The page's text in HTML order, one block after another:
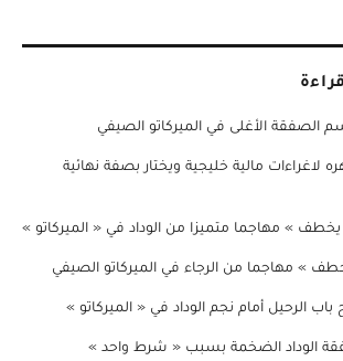
الصفقة الأغلى في الميركاتو الصيفي
لاغراءات مالية خليجية ويختار بصفة نهائية
يخطف » مهاجما متميزا من الوداد في « الميركاتو »
» مهاجما من الرجاء في الميركاتو الصيفي
الرحيل أمام نجم الوداد في « الميركاتو »
الوداد الضخمة بسبب « شرط واحد »